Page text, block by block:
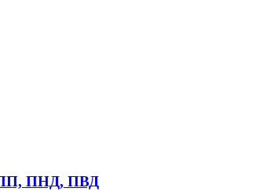
ПП, ПНД, ПВД